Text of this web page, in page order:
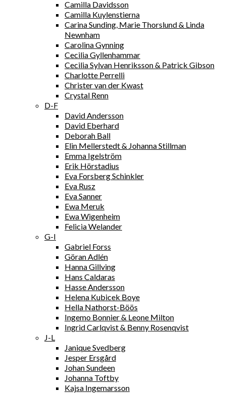
Camilla Davidsson
Camilla Kuylenstierna
Carina Sunding, Marie Thorslund & Linda
Newnham
Carolina Gynning
Cecilia Gyllenhammar
Cecilia Sylvan Henriksson & Patrick Gibson
Charlotte Perrelli
Christer van der Kwast
Crystal Renn
D-F
David Andersson
David Eberhard
Deborah Ball
Elin Mellerstedt & Johanna Stillman
Emma Igelström
Erik Hörstadius
Eva Forsberg Schinkler
Eva Rusz
Eva Sanner
Ewa Meruk
Ewa Wigenheim
Felicia Welander
G-I
Gabriel Forss
Göran Adlén
Hanna Gillving
Hans Caldaras
Hasse Andersson
Helena Kubicek Boye
Hella Nathorst-Böös
Ingemo Bonnier & Leone Milton
Ingrid Carlqvist & Benny Rosenqvist
J-L
Janique Svedberg
Jesper Ersgård
Johan Sundeen
Johanna Toftby
Kajsa Ingemarsson